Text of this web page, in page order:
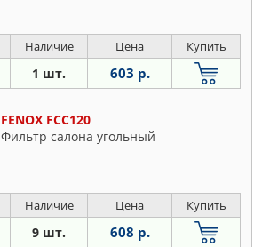
Наличие Цена Купить
1 шт. 603 р.
FENOX FCC120
Фильтр салона угольный
Наличие Цена Купить
9 шт. 608 р.